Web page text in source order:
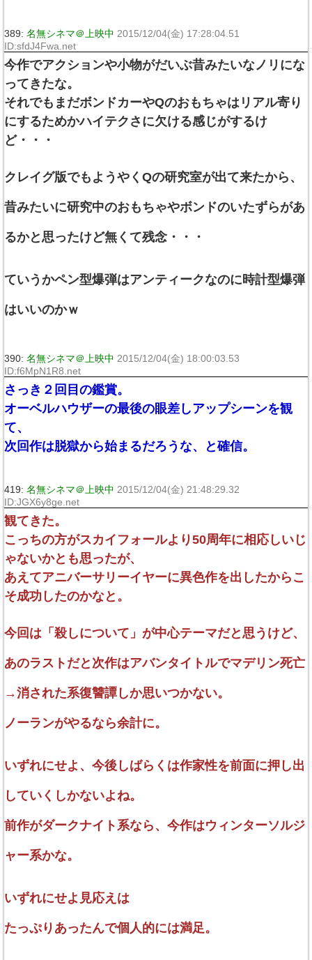
389: 名無シネマ＠上映中 2015/12/04(金) 17:28:04.51
ID:sfdJ4Fwa.net
今作でアクションや小物がだいぶ昔みたいなノリにな
ってきたな。
それでもまだボンドカーやQのおもちゃはリアル寄り
にするためかハイテクさに欠ける感じがするけ
ど・・・
クレイグ版でもようやくQの研究室が出て来たから、
昔みたいに研究中のおもちゃやボンドのいたずらがあ
るかと思ったけど無くて残念・・・
ていうかペン型爆弾はアンティークなのに時計型爆弾
はいいのかｗ
390: 名無シネマ＠上映中 2015/12/04(金) 18:00:03.53
ID:f6MpN1R8.net
さっき２回目の鑑賞。
オーベルハウザーの最後の眼差しアップシーンを観
て、
次回作は脱獄から始まるだろうな、と確信。
419: 名無シネマ＠上映中 2015/12/04(金) 21:48:29.32
ID:JGX6y8ge.net
観てきた。
こっちの方がスカイフォールより50周年に相応しいじ
ゃないかとも思ったが、
あえてアニバーサリーイヤーに異色作を出したからこ
そ成功したのかなと。
今回は「殺しについて」が中心テーマだと思うけど、
あのラストだと次作はアバンタイトルでマデリン死亡
→消された系復讐譚しか思いつかない。
ノーランがやるなら余計に。
いずれにせよ、今後しばらくは作家性を前面に押し出
していくしかないよね。
前作がダークナイト系なら、今作はウィンターソルジ
ャー系かな。
いずれにせよ見応えは
たっぷりあったんで個人的には満足。